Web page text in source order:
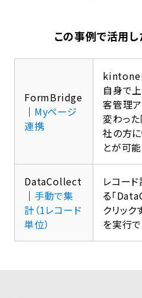
この事例で活用
FormBridge
｜ Myページ
連携
kintone
自身で
客管理
変わっ
社の方
とが可能
DataCollect
｜ 手動で集
計（1レコード
単位）
レコー
る「
クリック
を実行で